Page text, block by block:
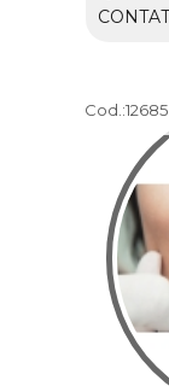
Cod.:12685